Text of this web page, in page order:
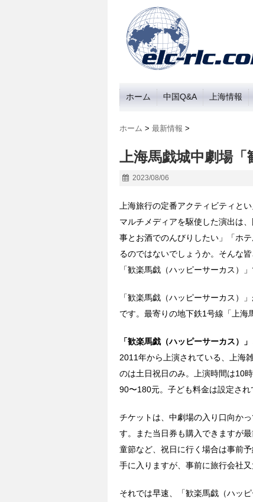
ホーム 中国Q&A 上海情報
ホーム > 最新情報 >
上海馬戯城中劇場「
2023/08/06
上海旅行の定番アクティビティと
マルチメディアを駆使した演出は
事とお酒でのんびりしたい」「ホ
るのではないでしょうか。そんな
「歓楽馬戯（ハッピーサーカス）」
「歓楽馬戯（ハッピーサーカス）
です。最寄りの地下鉄1号線「上海
「歓楽馬戯（ハッピーサーカス）
2011年から上演されている、上海
のは土日祝日のみ。上演時間は10
90〜180元。子ども料金は設定され
チケットは、中劇場の入り口向か
す。また当日券も購入できますが
童節など、祝日に行く場合は事前
手に入りますが、事前に旅行会社
それでは早速、「歓楽馬戯（ハッ